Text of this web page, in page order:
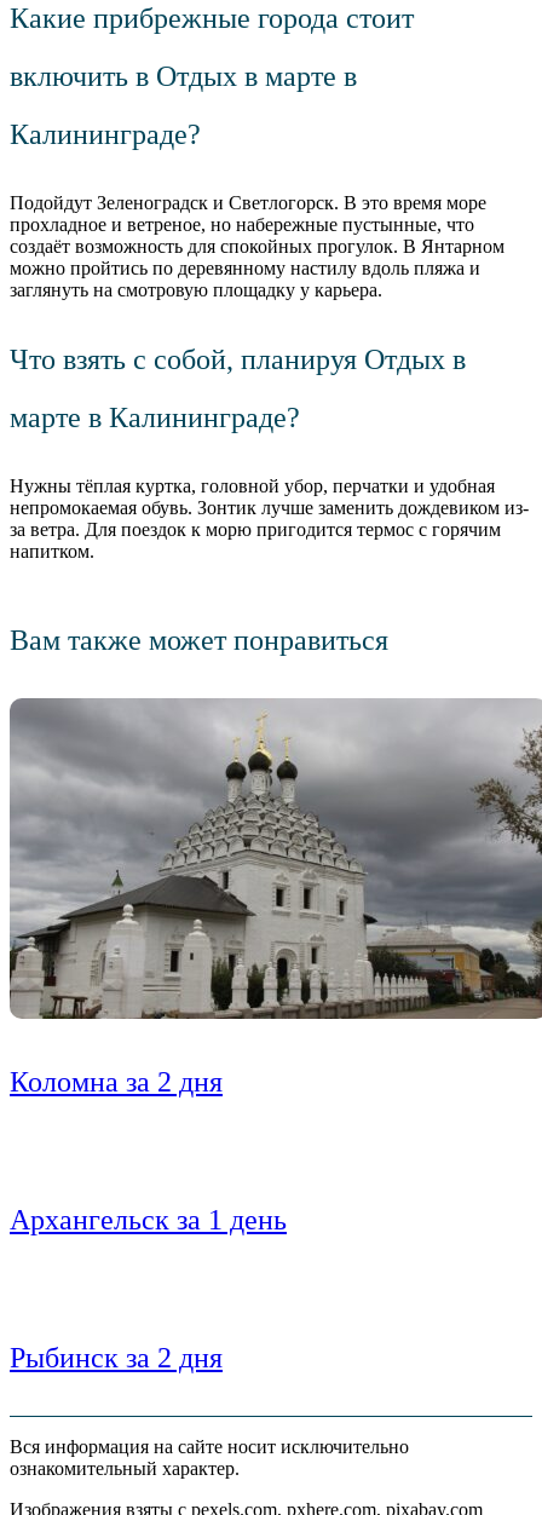
Какие прибрежные города стоит
включить в Отдых в марте в
Калининграде?
Подойдут Зеленоградск и Светлогорск. В это время море
прохладное и ветреное, но набережные пустынные, что
создаёт возможность для спокойных прогулок. В Янтарном
можно пройтись по деревянному настилу вдоль пляжа и
заглянуть на смотровую площадку у карьера.
Что взять с собой, планируя Отдых в
марте в Калининграде?
Нужны тёплая куртка, головной убор, перчатки и удобная
непромокаемая обувь. Зонтик лучше заменить дождевиком из-
за ветра. Для поездок к морю пригодится термос с горячим
напитком.
Вам также может понравиться
Коломна за 2 дня
Архангельск за 1 день
Рыбинск за 2 дня
Вся информация на сайте носит исключительно
ознакомительный характер.
Изображения взяты с pexels.com, pxhere.com, pixabay.com